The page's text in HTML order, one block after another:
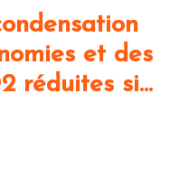
et des
réduites si...